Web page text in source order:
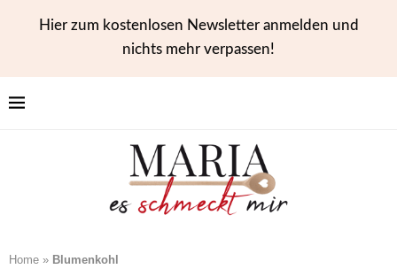
Hier zum kostenlosen Newsletter anmelden und
nichts mehr verpassen!
Home » Blumenkohl